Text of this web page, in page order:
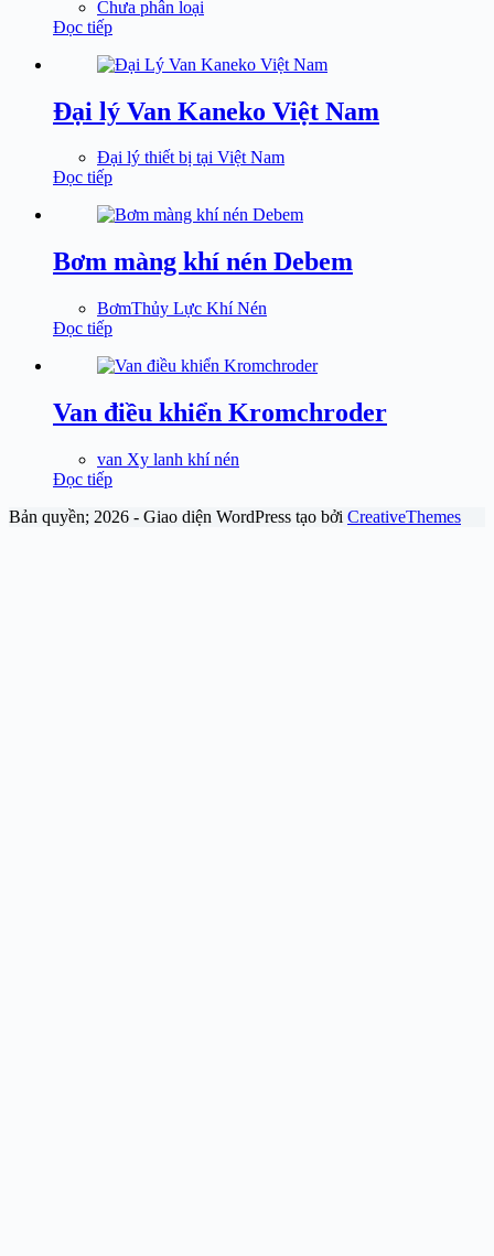
Chưa phân loại
Đọc tiếp
Đại lý Van Kaneko Việt Nam
Đại lý thiết bị tại Việt Nam
Đọc tiếp
Bơm màng khí nén Debem
BơmThủy Lực Khí Nén
Đọc tiếp
Van điều khiển Kromchroder
van Xy lanh khí nén
Đọc tiếp
Bản quyền; 2026 - Giao diện WordPress tạo bởi CreativeThemes